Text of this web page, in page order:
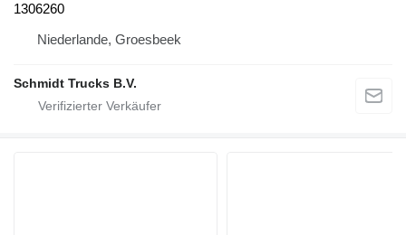
1306260
Niederlande, Groesbeek
Schmidt Trucks B.V.